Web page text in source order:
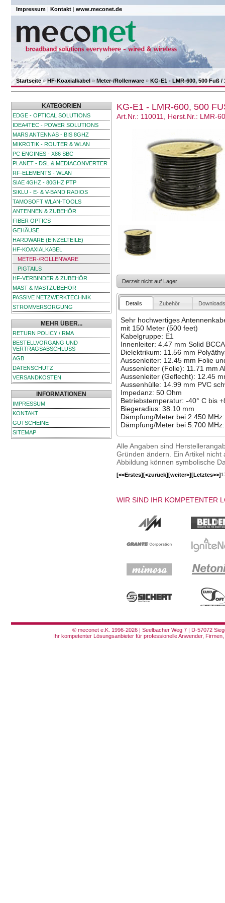
Impressum | Kontakt | www.meconet.de
Startseite»HF-Koaxialkabel » Meter-/Rollenware » KG-E1 - LMR-600, 500 Fuß /
KATEGORIEN
EDGE - OPTICAL SOLUTIONS
IDEA4TEC - POWER SOLUTIONS
MARS ANTENNAS - BIS 8GHZ
MIKROTIK - ROUTER & WLAN
PC ENGINES - X86 SBC
PLANET - DSL & MEDIACONVERTER
RF-ELEMENTS - WLAN
SIAE 4GHZ - 80GHZ PTP
SIKLU - E- & V-BAND RADIOS
TAMOSOFT WLAN-TOOLS
ANTENNEN & ZUBEHÖR
FIBER OPTICS
GEHÄUSE
HARDWARE (EINZELTEILE)
HF-KOAXIALKABEL
METER-/ROLLENWARE
PIGTAILS
HF-VERBINDER & ZUBEHÖR
MAST & MASTZUBEHÖR
PASSIVE NETZWERKTECHNIK
STROMVERSORGUNG
MEHR ÜBER...
RETURN POLICY / RMA
BESTELLVORGANG UND
VERTRAGSABSCHLUSS
AGB
DATENSCHUTZ
VERSANDKOSTEN
INFORMATIONEN
IMPRESSUM
KONTAKT
GUTSCHEINE
SITEMAP
KG-E1 - LMR-600, 500
Art.Nr.: 110011, Herst.Nr.: LMR-
Derzeit nicht auf Lager
Details Zubehör
Sehr hochwertiges
mit 150 Meter (500 feet)
Kabelgruppe: E1
Innenleiter: 4.47 mm Solid
Dielektrikum: 11.56 mm
Aussenleiter: 12.45 mm Folie
Aussenleiter (Folie): 11.71 mm
Aussenleiter (Geflecht): 12.45
Aussenhülle: 14.99 mm PVC
Impedanz: 50 Ohm
Betriebstemperatur: -40° C bis
Biegeradius: 38.10 mm
Dämpfung/Meter bei 2.450
Dämpfung/Meter bei 5.700
Alle Angaben sind
Gründen ändern. Ein Artikel
Abbildung können symbolische
[<<Erstes][<zurück][weiter>][Letztes>>]
WIR SIND IHR KOMPETENTER
© meconet e.K. 1996-2026 | Seelbacher Weg 7 | D-57072
Ihr kompetenter Lösungsanbieter für professionelle Anwender,